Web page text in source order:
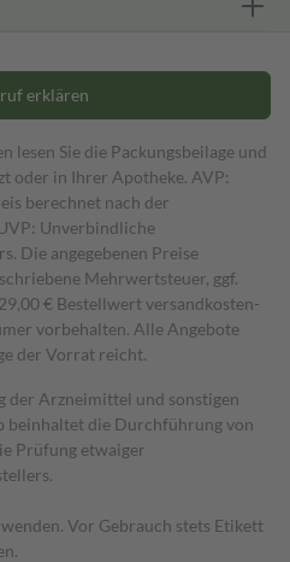
erklären
lesen Sie die Packungsbeilage und
oder in Ihrer Apotheke. AVP:
berechnet nach der
Unverbindliche
Die angegebenen Preise
Mehrwertsteuer, ggf.
€ Bestell­wert versand­kosten­
vorbehalten. Alle Angebote
der Vorrat reicht.
der Arzneimittel und sonstigen
beinhaltet die Durchführung von
Prüfung etwaiger
Vor Gebrauch stets Etikett